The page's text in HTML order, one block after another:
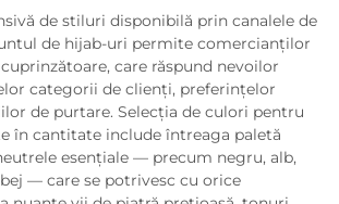
de stiluri disponibilă prin canalele de
de hijab-uri permite comercianților
care răspund nevoilor
categorii de clienți, preferințelor
de purtare. Selecția de culori pentru
în cantitate include întreaga paletă
esențiale — precum negru, alb,
— care se potrivesc cu orice